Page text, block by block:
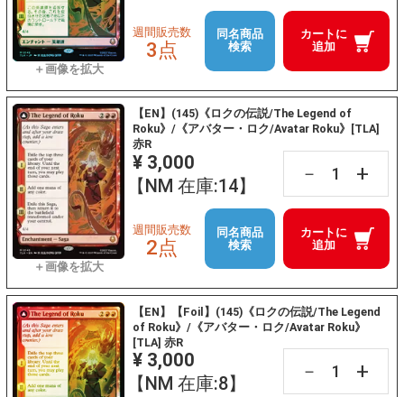
カートに
追加
週間販売数
3点
同名商品
検索
【EN】(145)《ロクの伝説/The Legend of
Roku》/《アバター・ロク/Avatar Roku》[TLA]
赤R
¥ 3,000
【NM 在庫:14】
－ +
カートに
追加
週間販売数
2点
同名商品
検索
【EN】【Foil】(145)《ロクの伝説/The Legend
of Roku》/《アバター・ロク/Avatar Roku》
[TLA] 赤R
¥ 3,000
【NM 在庫:8】
－ +